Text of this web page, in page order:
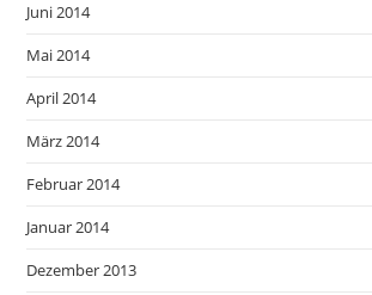
Juni 2014
Mai 2014
April 2014
März 2014
Februar 2014
Januar 2014
Dezember 2013